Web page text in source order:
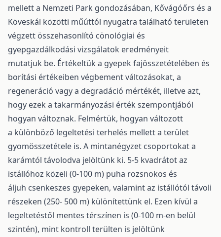
mellett a Nemzeti Park gondozásában, Kővágóőrs és a
Köveskál közötti műúttól nyugatra található területen
végzett összehasonlító cönológiai és
gyepgazdálkodási vizsgálatok eredményeit
mutatjuk be. Értékeltük a gyepek fajösszetételében és
borítási értékeiben végbement változásokat, a
regeneráció vagy a degradáció mértékét, illetve azt,
hogy ezek a takarmányozási érték szempontjából
hogyan változnak. Felmértük, hogyan változott
a különböző legeltetési terhelés mellett a terület
gyomösszetétele is. A mintanégyzet csoportokat a
karámtól távolodva jelöltünk ki. 5-5 kvadrátot az
istállóhoz közeli (0-100 m) puha rozsnokos és
áljuh csenkeszes gyepeken, valamint az istállótól távoli
részeken (250- 500 m) különítettünk el. Ezen kívül a
legeltetéstől mentes térszínen is (0-100 m-en belül
szintén), mint kontroll terülten is jelöltünk